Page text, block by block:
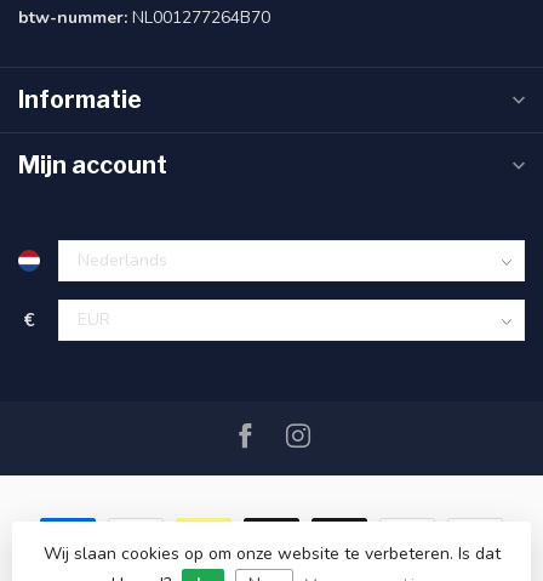
btw-nummer: NL001277264B70
Informatie
Mijn account
€
Wij slaan cookies op om onze website te verbeteren. Is dat